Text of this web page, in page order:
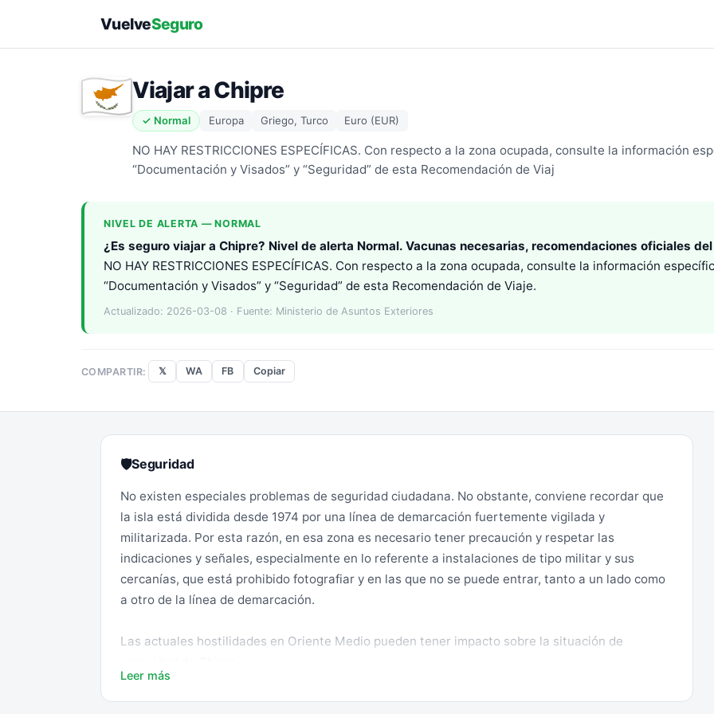
VuelveSeguro
Viajar a Chipre
✓ Normal Europa Griego, Turco Euro (EUR)
NO HAY RESTRICCIONES ESPECÍFICAS. Con respecto a la zona ocupada, consulte la información
“Documentación y Visados” y “Seguridad” de esta Recomendación de Viaj
NIVEL DE ALERTA — NORMAL
¿Es seguro viajar a Chipre? Nivel de alerta Normal. Vacunas necesarias, recomendaciones oficiales
NO HAY RESTRICCIONES ESPECÍFICAS. Con respecto a la zona ocupada, consulte la información
“Documentación y Visados” y “Seguridad” de esta Recomendación de Viaje.
Actualizado: 2026-03-08 · Fuente: Ministerio de Asuntos Exteriores
COMPARTIR: 𝕏 WA FB Copiar
🛡Seguridad
No existen especiales problemas de seguridad ciudadana. No obstante, conviene recordar que
la isla está dividida desde 1974 por una línea de demarcación fuertemente vigilada y
militarizada. Por esta razón, en esa zona es necesario tener precaución y respetar las
indicaciones y señales, especialmente en lo referente a instalaciones de tipo militar y sus
cercanías, que está prohibido fotografiar y en las que no se puede entrar, tanto a un lado como
a otro de la línea de demarcación.
Las actuales hostilidades en Oriente Medio pueden tener impacto sobre la situación de
Se recomienda leer atentamente el apartado “Notas importantes”.
Leer más